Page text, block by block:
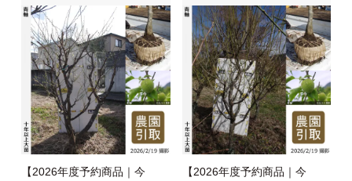
【2026年度予約商品｜今
【2026年度予約商品｜今